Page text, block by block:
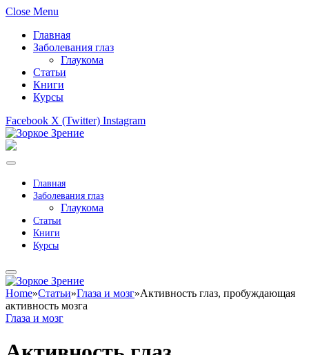
Close Menu
Главная
Заболевания глаз
Глаукома
Статьи
Книги
Курсы
Facebook X (Twitter) Instagram
Главная
Заболевания глаз
Глаукома
Статьи
Книги
Курсы
Home»Статьи»Глаза и мозг»Активность глаз, пробуждающая
активность мозга
Глаза и мозг